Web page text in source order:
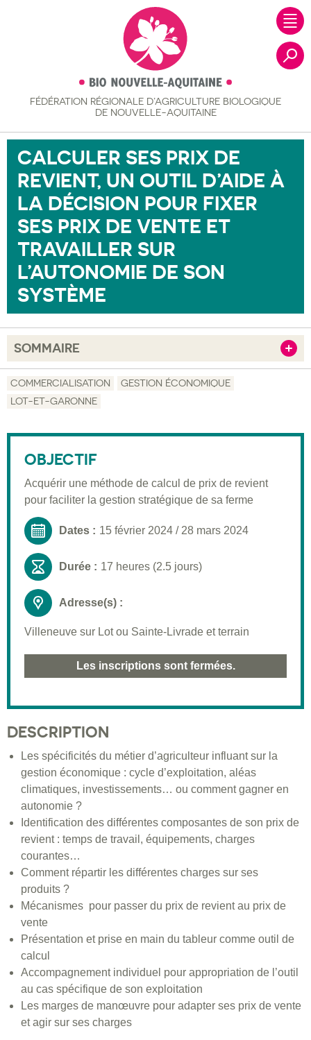
FÉDÉRATION RÉGIONALE D’AGRICULTURE BIOLOGIQUE
DE NOUVELLE-AQUITAINE
CALCULER SES PRIX DE
REVIENT, UN OUTIL D’AIDE À
LA DÉCISION POUR FIXER
SES PRIX DE VENTE ET
TRAVAILLER SUR
L’AUTONOMIE DE SON
SYSTÈME
SOMMAIRE
Description
Public visé
Pré-requis
Validation
Informations pratiques
COMMERCIALISATION
GESTION ÉCONOMIQUE
LOT-ET-GARONNE
OBJECTIF
Acquérir une méthode de calcul de prix de revient
pour faciliter la gestion stratégique de sa ferme
Dates : 15 février 2024 / 28 mars 2024
Durée : 17 heures (2.5 jours)
Adresse(s) :
Villeneuve sur Lot ou Sainte-Livrade et terrain
Les inscriptions sont fermées.
DESCRIPTION
Les spécificités du métier d’agriculteur influant sur la
gestion économique : cycle d’exploitation, aléas
climatiques, investissements… ou comment gagner en
autonomie ?
Identification des différentes composantes de son prix de
revient : temps de travail, équipements, charges
courantes…
Comment répartir les différentes charges sur ses
produits ?
Mécanismes pour passer du prix de revient au prix de
vente
Présentation et prise en main du tableur comme outil de
calcul
Accompagnement individuel pour appropriation de l’outil
au cas spécifique de son exploitation
Les marges de manœuvre pour adapter ses prix de vente
et agir sur ses charges